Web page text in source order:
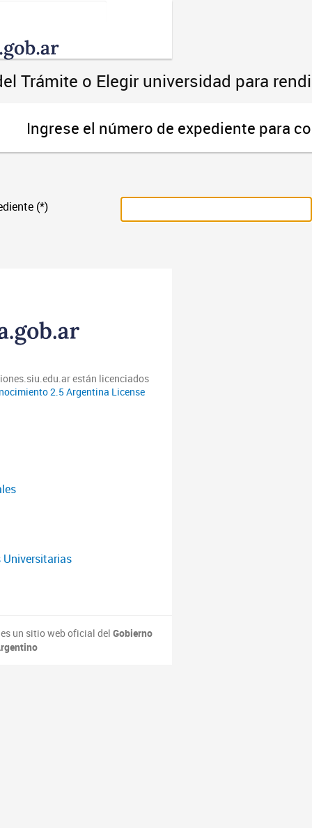
Trámite o Elegir universidad para
Ingrese el número de expediente para
(*)
están licenciados
2.5 Argentina License
un sitio web oficial del Gobierno